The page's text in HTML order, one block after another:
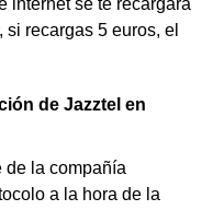
internet se te recargará
recargas 5 euros, el
de Jazztel en
de la compañía
a la hora de la